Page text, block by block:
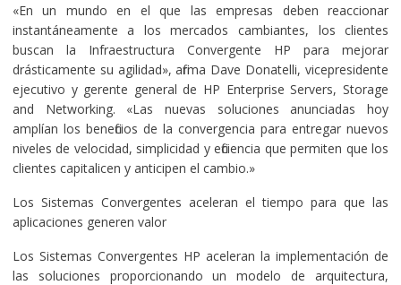
«En un mundo en el que las empresas deben reaccionar
instantáneamente a los mercados cambiantes, los clientes
buscan la Infraestructura Convergente HP para mejorar
drásticamente su agilidad», afirma Dave Donatelli, vicepresidente
ejecutivo y gerente general de HP Enterprise Servers, Storage
and Networking. «Las nuevas soluciones anunciadas hoy
amplían los beneficios de la convergencia para entregar nuevos
niveles de velocidad, simplicidad y eficiencia que permiten que los
clientes capitalicen y anticipen el cambio.»
Los Sistemas Convergentes aceleran el tiempo para que las
aplicaciones generen valor
Los Sistemas Convergentes HP aceleran la implementación de
las soluciones proporcionando un modelo de arquitectura,